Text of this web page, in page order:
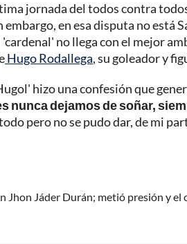
jornada del todos contra
en esa disputa no está
no llega con el mejor
Hugo Rodallega, su goleador y
hizo una confesión que
nunca dejamos de soñar,
pero no se pudo dar, de mi
Jhon Jáder Durán; metió presión y